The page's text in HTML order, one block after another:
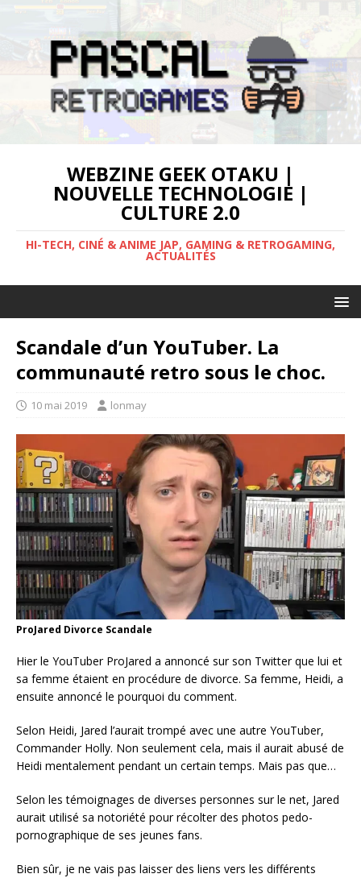
WEBZINE GEEK OTAKU |
NOUVELLE TECHNOLOGIE |
CULTURE 2.0
HI-TECH, CINÉ & ANIME JAP, GAMING & RETROGAMING,
ACTUALITÉS
Scandale d’un YouTuber. La
communauté retro sous le choc.
10 mai 2019 lonmay
ProJared Divorce Scandale
Hier le YouTuber ProJared a annoncé sur son Twitter que lui et
sa femme étaient en procédure de divorce. Sa femme, Heidi, a
ensuite annoncé le pourquoi du comment.
Selon Heidi, Jared l’aurait trompé avec une autre YouTuber,
Commander Holly. Non seulement cela, mais il aurait abusé de
Heidi mentalement pendant un certain temps. Mais pas que…
Selon les témoignages de diverses personnes sur le net, Jared
aurait utilisé sa notoriété pour récolter des photos pedo-
pornographique de ses jeunes fans.
Bien sûr, je ne vais pas laisser des liens vers les différents